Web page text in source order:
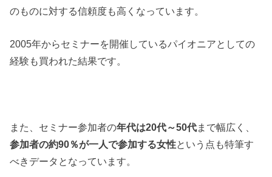
のものに対する信頼度も高くなっています。
2005年からセミナーを開催しているパイオニアとしての
経験も買われた結果です。
また、セミナー参加者の年代は20代～50代まで幅広く、
参加者の約90％が一人で参加する女性という点も特筆す
べきデータとなっています。